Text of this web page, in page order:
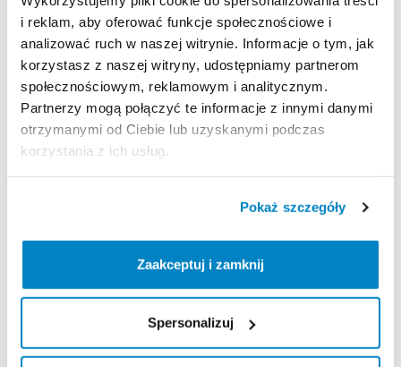
i reklam, aby oferować funkcje społecznościowe i
analizować ruch w naszej witrynie. Informacje o tym, jak
korzystasz z naszej witryny, udostępniamy partnerom
społecznościowym, reklamowym i analitycznym.
Partnerzy mogą połączyć te informacje z innymi danymi
otrzymanymi od Ciebie lub uzyskanymi podczas
korzystania z ich usług.
Pokaż szczegóły
Zaakceptuj i zamknij
Spersonalizuj
Decathlon Jelenia Góra
Aleja Jana Pawła II 17, 58-500 Jelenia Góra, Polska
Decathlon Kalisz
Poznańska 80-86, 62-800 Kalisz, Polska
Decathlon Katowice Trzy Stawy
Alpejska 5, 40-507 Katowice, Polska
Decathlon Katowice
Polska
Decathlon Kraków Bronowice
Zakopiańska 62A, 30-418 Kraków, Polska
Decathlon Legnica